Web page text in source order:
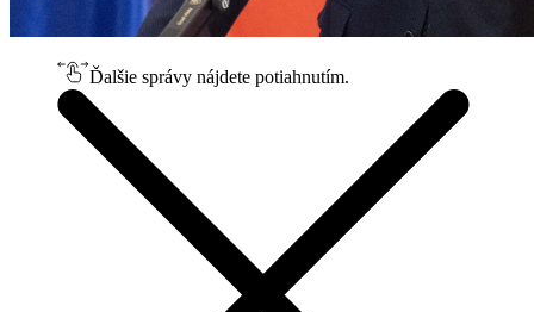
Ďalšie správy nájdete potiahnutím.